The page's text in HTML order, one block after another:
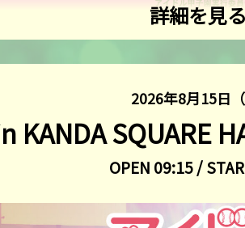
詳細を見る
2026年8月15日（
KANDA SQUARE
OPEN 09:15 /